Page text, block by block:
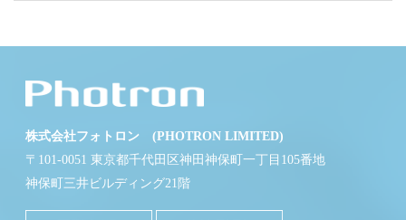
株式会社フォトロン (PHOTRON LIMITED)
〒101-0051 東京都千代田区神田神保町一丁目105番地
神保町三井ビルディング21階